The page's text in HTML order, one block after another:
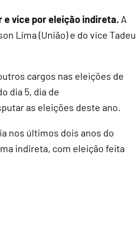
e vice por eleição indireta. A
Lima (União) e do vice Tadeu
cargos nas eleições de
dia 5, dia de
as eleições deste ano.
nos últimos dois anos do
indireta, com eleição feita